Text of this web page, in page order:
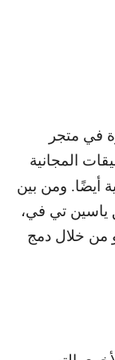
في متجر
المجانية
أيضًا. ومن بين
ياسين تي في،
من خلال دمج